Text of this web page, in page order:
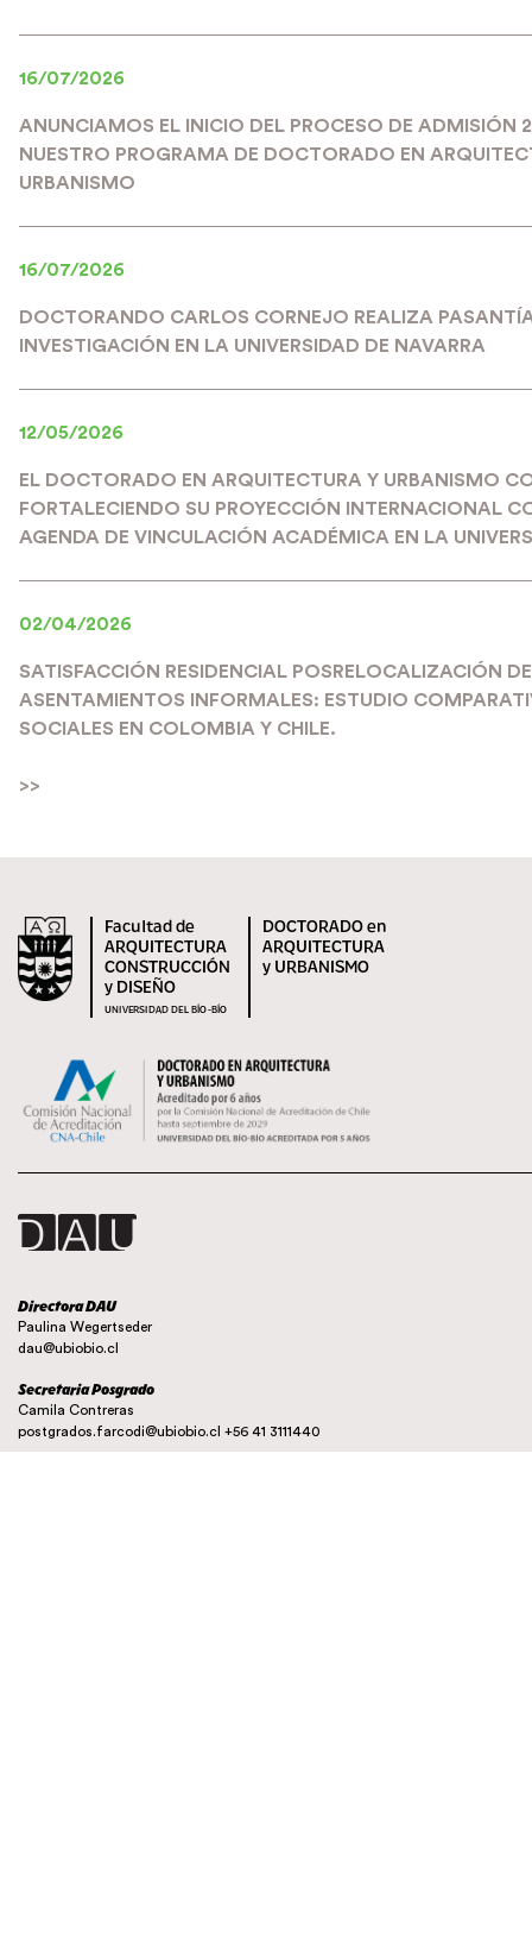
16/07/2026
ANUNCIAMOS EL INICIO DEL PROCESO DE ADMISIÓN
NUESTRO PROGRAMA DE DOCTORADO EN
URBANISMO
16/07/2026
DOCTORANDO CARLOS CORNEJO REALIZA
INVESTIGACIÓN EN LA UNIVERSIDAD DE NAVARRA
12/05/2026
EL DOCTORADO EN ARQUITECTURA Y URBANISMO
FORTALECIENDO SU PROYECCIÓN INTERNACIONAL
AGENDA DE VINCULACIÓN ACADÉMICA EN LA
02/04/2026
SATISFACCIÓN RESIDENCIAL POSRELOCALIZACIÓN DE
ASENTAMIENTOS INFORMALES: ESTUDIO
SOCIALES EN COLOMBIA Y CHILE.
>>
Facultad de
ARQUITECTURA
CONSTRUCCIÓN
y DISEÑO
UNIVERSIDAD DEL BÍO-BÍO
DOCTORADO en
ARQUITECTURA
y URBANISMO
Directora DAU
Paulina Wegertseder
dau@ubiobio.cl
Secretaria Posgrado
Camila Contreras
postgrados.farcodi@ubiobio.cl +56 41 3111440